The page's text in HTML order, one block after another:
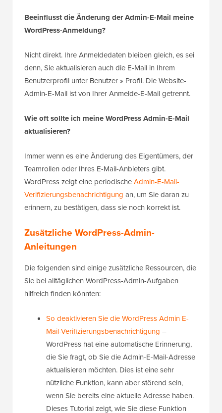
Beeinflusst die Änderung der Admin-E-Mail meine
WordPress-Anmeldung?
Nicht direkt. Ihre Anmeldedaten bleiben gleich, es sei
denn, Sie aktualisieren auch die E-Mail in Ihrem
Benutzerprofil unter Benutzer » Profil. Die Website-
Admin-E-Mail ist von Ihrer Anmelde-E-Mail getrennt.
Wie oft sollte ich meine WordPress Admin-E-Mail
aktualisieren?
Immer wenn es eine Änderung des Eigentümers, der
Teamrollen oder Ihres E-Mail-Anbieters gibt.
WordPress zeigt eine periodischeAdmin-E-Mail-
Verifizierungsbenachrichtigung an, um Sie daran zu
erinnern, zu bestätigen, dass sie noch korrekt ist.
Zusätzliche WordPress-Admin-
Anleitungen
Die folgenden sind einige zusätzliche Ressourcen, die
Sie bei alltäglichen WordPress-Admin-Aufgaben
hilfreich finden könnten:
So deaktivieren Sie die WordPress Admin E-
Mail-Verifizierungsbenachrichtigung –
WordPress hat eine automatische Erinnerung,
die Sie fragt, ob Sie die Admin-E-Mail-Adresse
aktualisieren möchten. Dies ist eine sehr
nützliche Funktion, kann aber störend sein,
wenn Sie bereits eine aktuelle Adresse haben.
Dieses Tutorial zeigt, wie Sie diese Funktion